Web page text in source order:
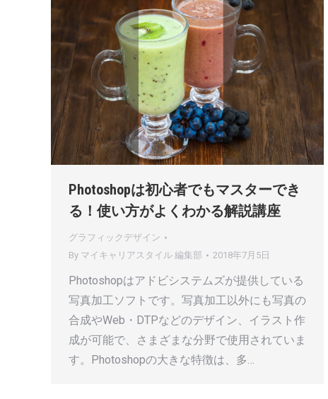
Photoshopは初心者でもマスターでき
る！使い方がよくわかる解説講座
グラフィックデザイン
By マイキャリアスタイル 編集部 2018年7月5日
Photoshopはアドビシステムズが提供している
写真加工ソフトです。写真加工以外にも写真の
合成やWeb・DTPなどのデザイン、イラスト作
成が可能で、さまざまな分野で使用されていま
す。Photoshopの大きな特徴は、多…